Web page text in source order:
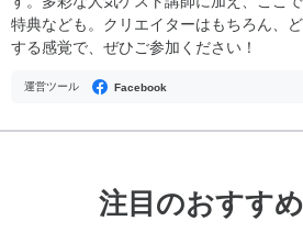
特典なども。クリエイターはもちろん、
する感覚で、ぜひご参加ください！
運営ツール Facebook
注目のおすす